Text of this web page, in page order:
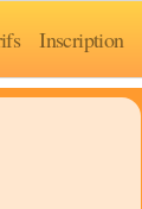
Inscription